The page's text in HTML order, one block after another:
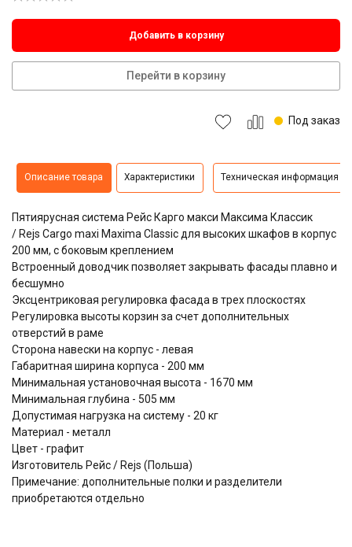
Добавить в корзину
Перейти в корзину
Под заказ
Описание товара Характеристики Техническая информация
Пятиярусная система Рейс Карго макси Максима Классик
/ Rejs Cargo maxi Maxima Classic для высоких шкафов в корпус
200 мм, с боковым креплением
Встроенный доводчик позволяет закрывать фасады плавно и
бесшумно
Эксцентриковая регулировка фасада в трех плоскостях
Регулировка высоты корзин за счет дополнительных
отверстий в раме
Сторона навески на корпус - левая
Габаритная ширина корпуса - 200 мм
Минимальная установочная высота - 1670 мм
Минимальная глубина - 505 мм
Допустимая нагрузка на систему - 20 кг
Материал - металл
Цвет - графит
Изготовитель Рейс / Rejs (Польша)
Примечание: дополнительные полки и разделители
приобретаются отдельно